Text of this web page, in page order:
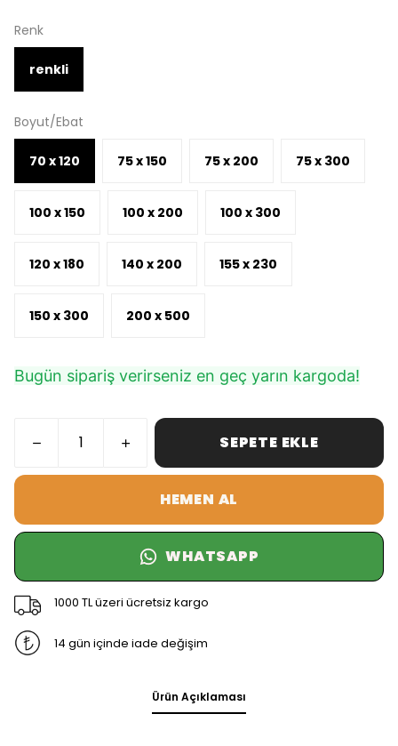
Renk
renkli
Boyut/Ebat
70 x 120 75 x 150 75 x 200 75 x 300
100 x 150 100 x 200 100 x 300
120 x 180 140 x 200 155 x 230
150 x 300 200 x 500
Bugün sipariş verirseniz en geç yarın kargoda!
SEPETE EKLE
HEMEN AL
WHATSAPP
1000 TL üzeri ücretsiz kargo
14 gün içinde iade değişim
Ürün Açıklaması